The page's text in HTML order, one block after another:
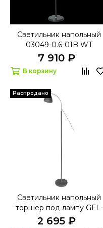
Светильник напольный
03049-0.6-01B WT
7 910 ₽
В корзину
Распродано
Светильник напольный
торшер под лампу GFL-
002 Е27 черный
2 695 ₽